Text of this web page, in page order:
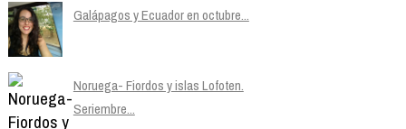
Galápagos y Ecuador en octubre...
Noruega- Fiordos y islas Lofoten.
Seriembre...